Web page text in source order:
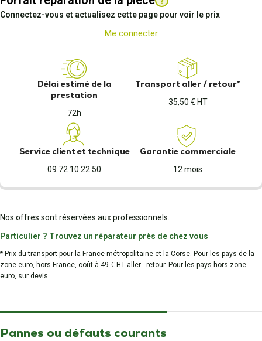
Connectez-vous et actualisez cette page pour voir le prix
Me connecter
Délai estimé de la
prestation
72h
Transport aller / retour*
35,50 € HT
Service client et technique
09 72 10 22 50
Garantie commerciale
12 mois
Nos offres sont réservées aux professionnels.
Particulier ? Trouvez un réparateur près de chez vous
* Prix du transport pour la France métropolitaine et la Corse. Pour les pays de la
zone euro, hors France, coût à 49 € HT aller - retour. Pour les pays hors zone
euro, sur devis.
Pannes ou défauts courants